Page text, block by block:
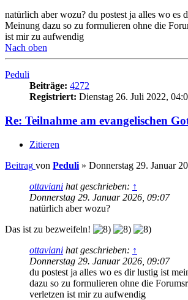
natürlich aber wozu? du postest ja alles wo es
Meinung dazu so zu formulieren ohne die
ist mir zu aufwendig
Nach oben
Peduli
Beiträge: 4272
Registriert: Dienstag 26. Juli 2022,
Re: Teilnahme am evangelischen
Zitieren
Beitrag von Peduli » Donnerstag 29. Januar
ottaviani hat geschrieben: ↑
Donnerstag 29. Januar 2026, 09:07
natürlich aber wozu?
Das ist zu bezweifeln!
ottaviani hat geschrieben: ↑
Donnerstag 29. Januar 2026, 09:07
du postest ja alles wo es dir lustig ist
dazu so zu formulieren ohne die
verletzen ist mir zu aufwendig